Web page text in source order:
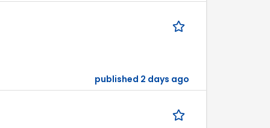
published 2 days ago